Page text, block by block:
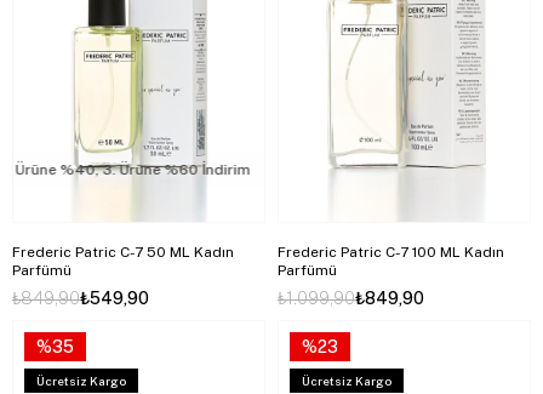
Frederic Patric C-7 50 ML Kadın
Parfümü
₺549,90
₺849,90
%40, 3. Ürüne %60 İndirim 2. Ürüne %40, 3. Ürüne %60 İndirim
Frederic Patric C-7 100 ML Kadın
Parfümü
₺849,90
₺1.099,90
%35
Ücretsiz Kargo
%23
Ücretsiz Kargo